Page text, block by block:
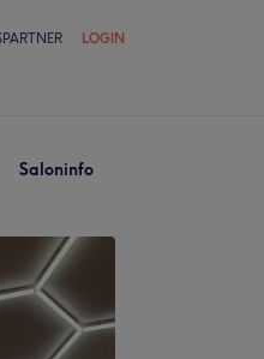
LOGIN
Saloninfo